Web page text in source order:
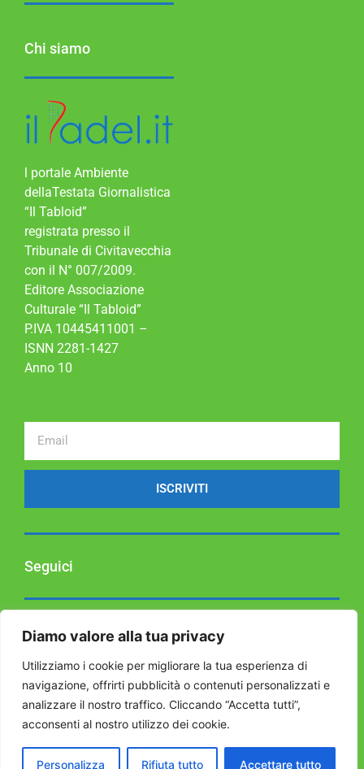
Diamo valore alla tua privacy
Utilizziamo i cookie per migliorare la tua esperienza di
navigazione, offrirti pubblicità o contenuti personalizzati e
analizzare il nostro traffico. Cliccando “Accetta tutti”,
acconsenti al nostro utilizzo dei cookie.
Personalizza Rifiuta tutto Accettare tutto
Chi siamo
l portale Ambiente
dellaTestata Giornalistica
“Il Tabloid”
registrata presso il
Tribunale di Civitavecchia
con il N° 007/2009.
Editore Associazione
Culturale “Il Tabloid”
P.IVA 10445411001 –
ISNN 2281-1427
Anno 10
ISCRIVITI
Seguici
Facebook